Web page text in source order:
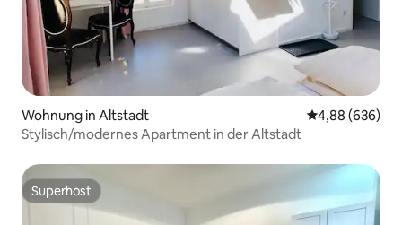
Wohnung in Altstadt
4,88 (636)
Stylisch/modernes Apartment in der Altstadt
Superhost
Superhost